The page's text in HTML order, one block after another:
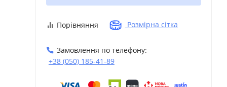
Порівняння Розмірна сітка
Замовлення по телефону:
+38 (050) 185-41-89